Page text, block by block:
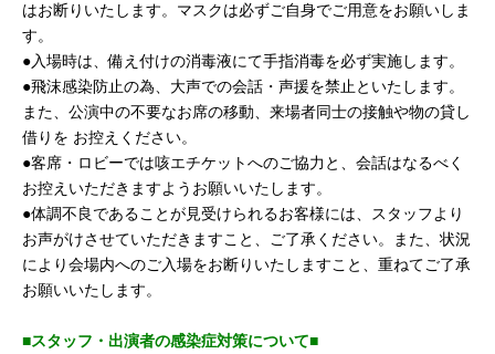
はお断りいたします。マスクは必ずご自身でご用意をお願いしま
す。
●入場時は、備え付けの消毒液にて手指消毒を必ず実施します。
●飛沫感染防止の為、大声での会話・声援を禁止といたします。
また、公演中の不要なお席の移動、来場者同士の接触や物の貸し
借りを お控えください。
●客席・ロビーでは咳エチケットへのご協力と、会話はなるべく
お控えいただきますようお願いいたします。
●体調不良であることが見受けられるお客様には、スタッフより
お声がけさせていただきますこと、ご了承ください。また、状況
により会場内へのご入場をお断りいたしますこと、重ねてご了承
お願いいたします。
■スタッフ・出演者の感染症対策について■